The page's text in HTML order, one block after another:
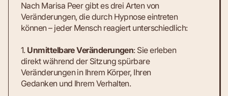
Nach Marisa Peer gibt es drei Arten von
Veränderungen, die durch Hypnose eintreten
können – jeder Mensch reagiert unterschiedlich:
1. Unmittelbare Veränderungen: Sie erleben
direkt während der Sitzung spürbare
Veränderungen in Ihrem Körper, Ihren
Gedanken und Ihrem Verhalten.